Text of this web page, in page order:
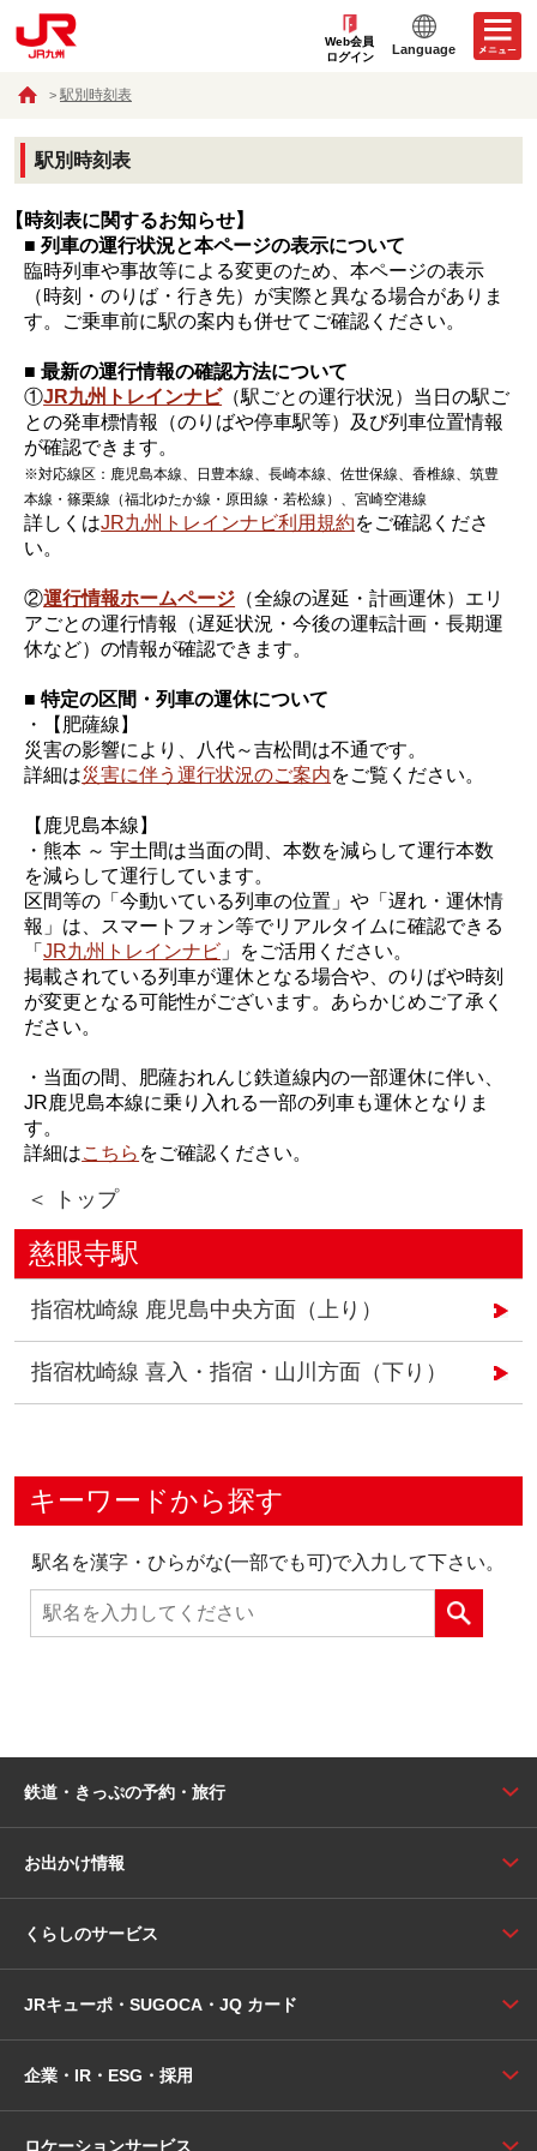
Web会員
ログイン
Language
駅別時刻表
駅別時刻表
【時刻表に関するお知らせ】
■ 列車の運行状況と本ページの表示について
臨時列車や事故等による変更のため、本ページの表示
（時刻・のりば・行き先）が実際と異なる場合がありま
す。ご乗車前に駅の案内も併せてご確認ください。
■ 最新の運行情報の確認方法について
①JR九州トレインナビ（駅ごとの運行状況）当日の駅ご
との発車標情報（のりばや停車駅等）及び列車位置情報
が確認できます。
※対応線区：鹿児島本線、日豊本線、長崎本線、佐世保線、香椎線、筑豊
本線・篠栗線（福北ゆたか線・原田線・若松線）、宮崎空港線
詳しくはJR九州トレインナビ利用規約をご確認くださ
い。
②運行情報ホームページ （全線の遅延・計画運休）エリ
アごとの運行情報（遅延状況・今後の運転計画・長期運
休など）の情報が確認できます。
■ 特定の区間・列車の運休について
・【肥薩線】
災害の影響により、八代～吉松間は不通です。
詳細は災害に伴う運行状況のご案内をご覧ください。
【鹿児島本線】
・熊本 ～ 宇土間は当面の間、本数を減らして運行本数
を減らして運行しています。
区間等の「今動いている列車の位置」や「遅れ・運休情
報」は、スマートフォン等でリアルタイムに確認できる
「JR九州トレインナビ 」をご活用ください。
掲載されている列車が運休となる場合や、のりばや時刻
が変更となる可能性がございます。あらかじめご了承く
ださい。
・当面の間、肥薩おれんじ鉄道線内の一部運休に伴い、
JR鹿児島本線に乗り入れる一部の列車も運休となりま
す。
詳細はこちら をご確認ください。
＜ トップ
慈眼寺駅
指宿枕崎線 鹿児島中央方面（上り）
指宿枕崎線 喜入・指宿・山川方面（下り）
キーワードから探す
駅名を漢字・ひらがな(一部でも可)で入力して下さい。
鉄道・きっぷの予約・旅行
お出かけ情報
くらしのサービス
JRキューポ・SUGOCA・JQ カード
企業・IR・ESG・採用
ロケーションサービス